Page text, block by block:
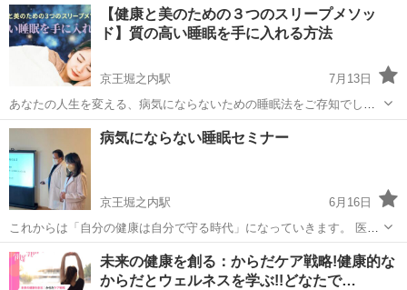
【健康と美のための３つのスリープメソッ
ド】質の高い睡眠を手に入れる方法
京王堀之内駅
7月13日
あなたの人生を変える、病気にならないための睡眠法をご存知でしょ
うか？ 医療費高騰が懸念される2025年問題が迫る今「自分の健康は自
分で守る時代」です。 3人に1人が睡眠に何らかのお悩みを抱えてお
り、実は適切...
東京 八王子市 京王堀之内駅 快眠
病気にならない睡眠セミナー
京王堀之内駅
6月16日
これからは「自分の健康は自分で守る時代」になっていきます。 医療
費の高騰や医師の数が足りなくなるという言われている2025年問題は
ご存知でしょうか。 「質の良い睡眠」とはなんなのか知っていただ
き、睡眠も健康もコントロール...
東京 八王子市 京王堀之内駅 快眠 メタトロン
未来の健康を創る：からだケア戦略!健康的な
からだとウェルネスを学ぶ!!どなたで…